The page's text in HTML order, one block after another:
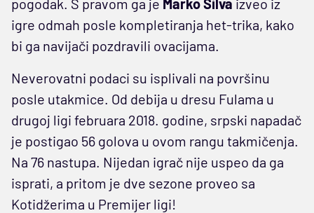
pogodak. S pravom ga je Marko Silva izveo iz
igre odmah posle kompletiranja het-trika, kako
bi ga navijači pozdravili ovacijama.
Neverovatni podaci su isplivali na površinu
posle utakmice. Od debija u dresu Fulama u
drugoj ligi februara 2018. godine, srpski napadač
je postigao 56 golova u ovom rangu takmičenja.
Na 76 nastupa. Nijedan igrač nije uspeo da ga
isprati, a pritom je dve sezone proveo sa
Kotidžerima u Premijer ligi!